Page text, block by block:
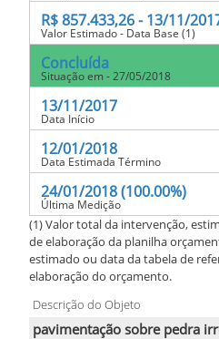
R$ 857.433,26 - 13/11/
Valor Estimado - Data Base (1)
Concluída
Situação em - 27/05/2018
13/11/2017
Data Início
12/01/2018
Data Estimada Término
24/01/2018 (100.00%)
Última Medição
(1) Valor total da intervenção,
de elaboração da planilha
estimado ou data da tabela de
elaboração do orçamento.
Descrição do Objeto
pavimentação sobre pedra